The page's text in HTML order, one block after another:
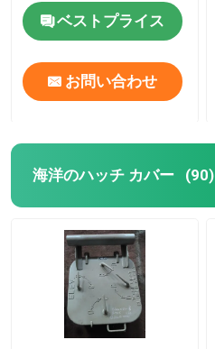
ベストプライス
お問い合わせ
海洋のハッチ カバー (90)